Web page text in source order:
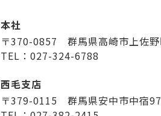
本社
〒370-0857 群馬県高崎市上佐
TEL：027-324-6788
西毛支店
〒379-0115 群馬県安中市中宿